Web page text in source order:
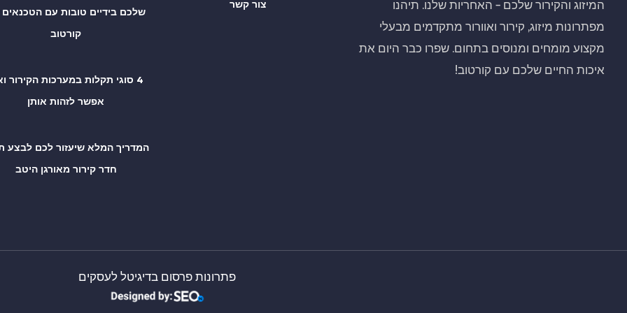
המיזוג והקירור שלכם – האחריות שלנו. תיהנו
מפתרונות מיזוג, קירור ואוורור מתקדמים מבעלי
מקצוע מומחים ומנוסים בתחום. שפרו כבר היום את
איכות החיים שלכם עם קורטוב!
צור קשר
שלכם בידיים טובות עם
קורטוב
4 סוגי תקלות במערכות הקירור
אפשר לזהות אותן
המדריך המלא שיעזור לכם לבצע
חדר קירור מאורגן היטב
פתרונות פרסום בדיגיטל לעסקים